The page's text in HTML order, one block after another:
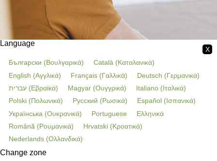
X
Language
Български (Βουλγαρικά) Català (Καταλανικά)
English (Αγγλικά) Français (Γαλλικά) Deutsch (Γερμανικά)
עברית (Εβραϊκά) Magyar (Ουγγρικά) Italiano (Ιταλικά)
Polski (Πολωνικά) Русский (Ρωσικά) Español (Ισπανικά)
Українська (Ουκρανικά) Portuguese
Ελληνικά
Română (Ρουμανικά) Hrvatski (Κροατικά)
Nederlands (Ολλανδικά)
Change zone